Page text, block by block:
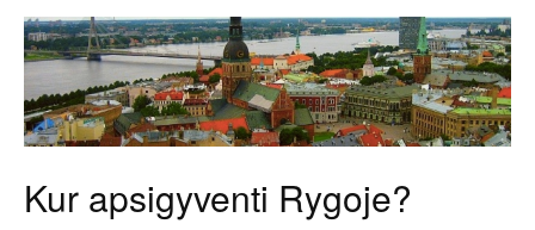
Kur apsigyventi Rygoje?